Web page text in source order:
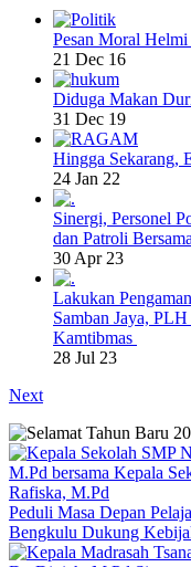
Pesan Moral
21 Dec 16
Diduga Makan
31 Dec 19
Hingga Sekarang,
24 Jan 22
Sinergi, Personel
dan Patroli Bersama
30 Apr 23
Lakukan
Samban Jaya,
Kamtibmas
28 Jul 23
Next
Peduli Masa Depan
Bengkulu Dukung